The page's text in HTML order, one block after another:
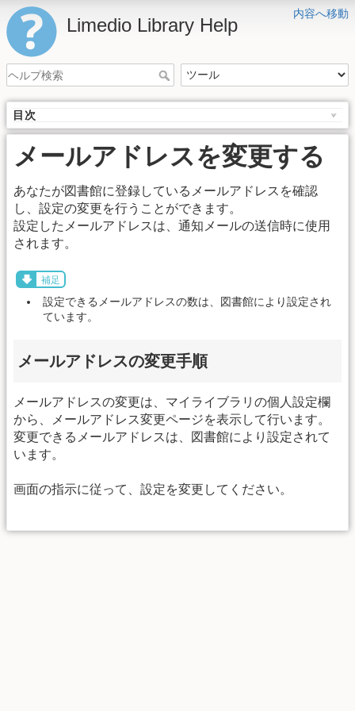
内容へ移動
Limedio Library Help
目次
メールアドレスを変更する
あなたが図書館に登録しているメールアドレスを確認
し、設定の変更を行うことができます。
設定したメールアドレスは、通知メールの送信時に使用
されます。
補足
設定できるメールアドレスの数は、図書館により設定され
ています。
メールアドレスの変更手順
メールアドレスの変更は、マイライブラリの個人設定欄
から、メールアドレス変更ページを表示して行います。
変更できるメールアドレスは、図書館により設定されて
います。
画面の指示に従って、設定を変更してください。